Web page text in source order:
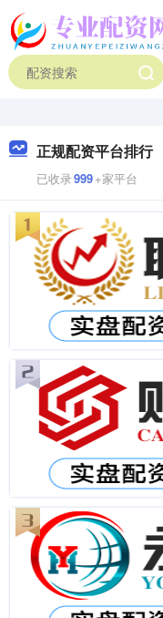
正规配资平台排行
已收录999+家平台